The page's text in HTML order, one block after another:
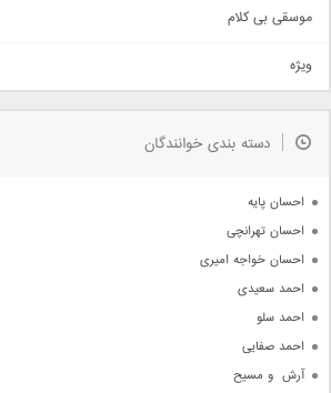
اهنگ بندرعباسی
دمو
مذهبی
جدیدترین ها
موسقی بی کلام
ویژه
دسته بندی خوانندگان
احسان پایه
احسان تهرانچی
احسان خواجه امیری
احمد سعیدی
احمد سلو
احمد صفایی
آرش  و مسیح